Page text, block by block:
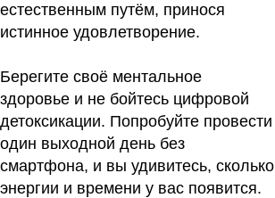
естественным путём, принося
истинное удовлетворение.
Берегите своё ментальное
здоровье и не бойтесь цифровой
детоксикации. Попробуйте провести
один выходной день без
смартфона, и вы удивитесь, сколько
энергии и времени у вас появится.